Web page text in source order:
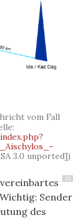
vom Fall
3.0 unported])
45
Sender
des